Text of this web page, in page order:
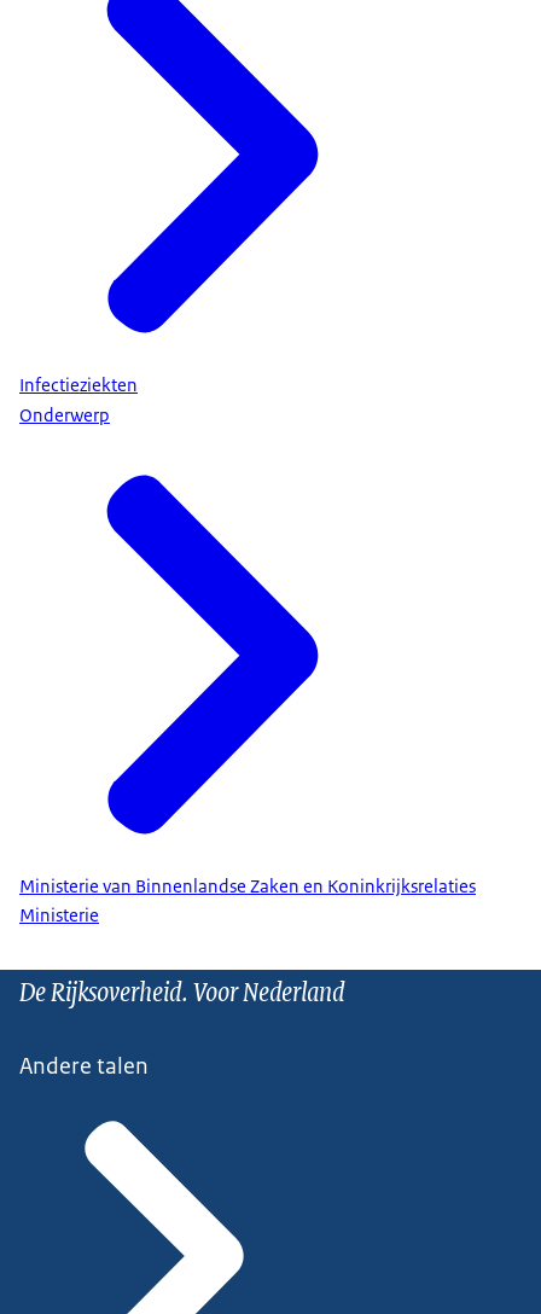
Infectieziekten
Onderwerp
Ministerie van Binnenlandse Zaken en Koninkrijksrelaties
Ministerie
De Rijksoverheid. Voor Nederland
Andere talen